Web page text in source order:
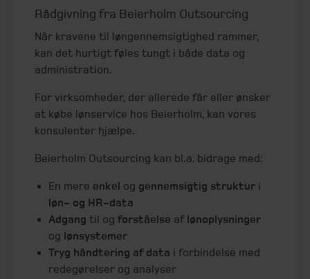
Rådgivning fra Beierholm Outsourcing
Når kravene til løngennemsigtighed rammer,
kan det hurtigt føles tungt i både data og
administration.
For virksomheder, der allerede får eller ønsker
at købe lønservice hos Beierholm, kan vores
konsulenter hjælpe.
Beierholm Outsourcing kan bl.a. bidrage med:
En mere enkel og gennemsigtig struktur i
løn- og HR-data
Adgang til og forståelse af lønoplysninger
og lønsystemer
Tryg håndtering af data i forbindelse med
redegørelser og analyser